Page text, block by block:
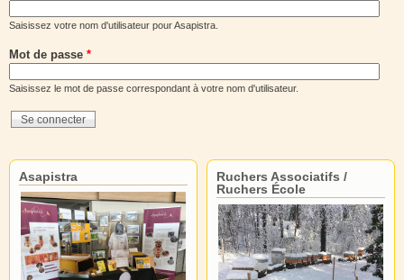
Saisissez votre nom d'utilisateur pour Asapistra.
Mot de passe *
Saisissez le mot de passe correspondant à votre nom d'utilisateur.
Asapistra
Ruchers Associatifs /
Ruchers École